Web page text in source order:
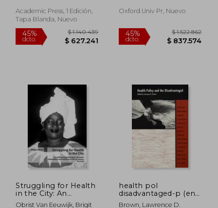
55%
$ 674.622
55%
dcto.
(Advances in
Pharmaceutical
Development and
Research) (en Inglés)
Academic Press, 1 Edición,
Tapa Blanda, Nuevo
Oxford Univ Pr, Nuevo
Struggling for Health
in the City: An
Anthropological
Obrist Van Eeuwijk, Brigit
health pol
disadvantaged-p (en
Inglés)
Brown, Lawrence D.